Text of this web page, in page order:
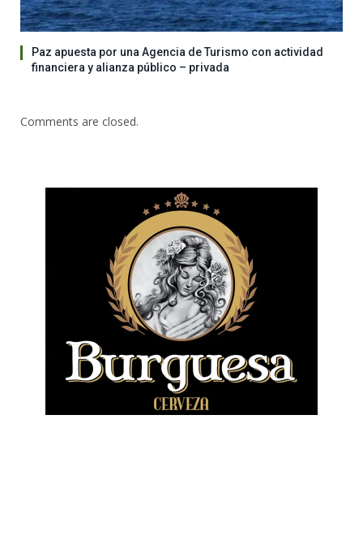
Paz apuesta por una Agencia de Turismo con actividad
financiera y alianza público – privada
Comments are closed.